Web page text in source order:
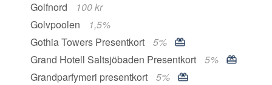
Golfnord
100 kr
Golvpoolen
1,5%
Gothia Towers Presentkort
5%
Grand Hotell Saltsjöbaden Presentkort
5%
Grandparfymeri presentkort
5%